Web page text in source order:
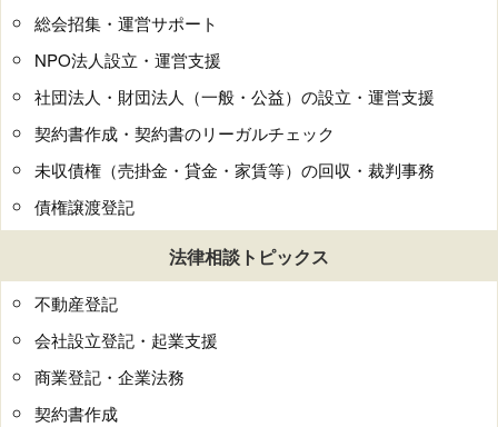
総会招集・運営サポート
NPO法人設立・運営支援
社団法人・財団法人（一般・公益）の設立・運営支援
契約書作成・契約書のリーガルチェック
未収債権（売掛金・貸金・家賃等）の回収・裁判事務
債権譲渡登記
法律相談トピックス
不動産登記
会社設立登記・起業支援
商業登記・企業法務
契約書作成